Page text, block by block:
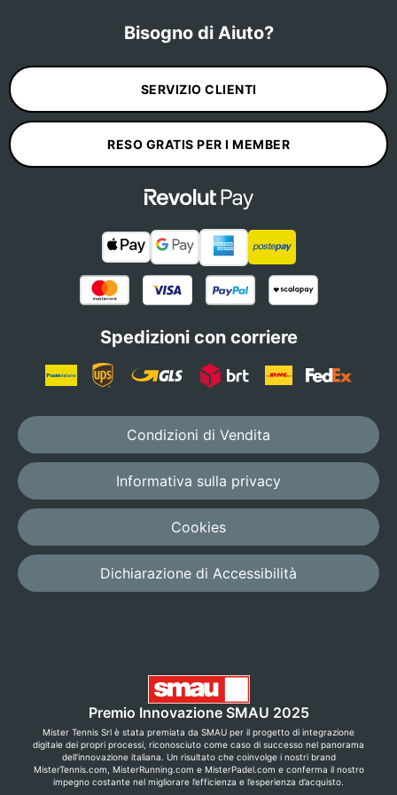
Bisogno di Aiuto?
SERVIZIO CLIENTI
RESO GRATIS PER I MEMBER
Spedizioni con corriere
Condizioni di Vendita
Informativa sulla privacy
Cookies
Dichiarazione di Accessibilità
Premio Innovazione SMAU 2025
Mister Tennis Srl è stata premiata da SMAU per il progetto di integrazione
digitale dei propri processi, riconosciuto come caso di successo nel panorama
dell’innovazione italiana. Un risultato che coinvolge i nostri brand
MisterTennis.com, MisterRunning.com e MisterPadel.com e conferma il nostro
impegno costante nel migliorare l’efficienza e l’esperienza d’acquisto.